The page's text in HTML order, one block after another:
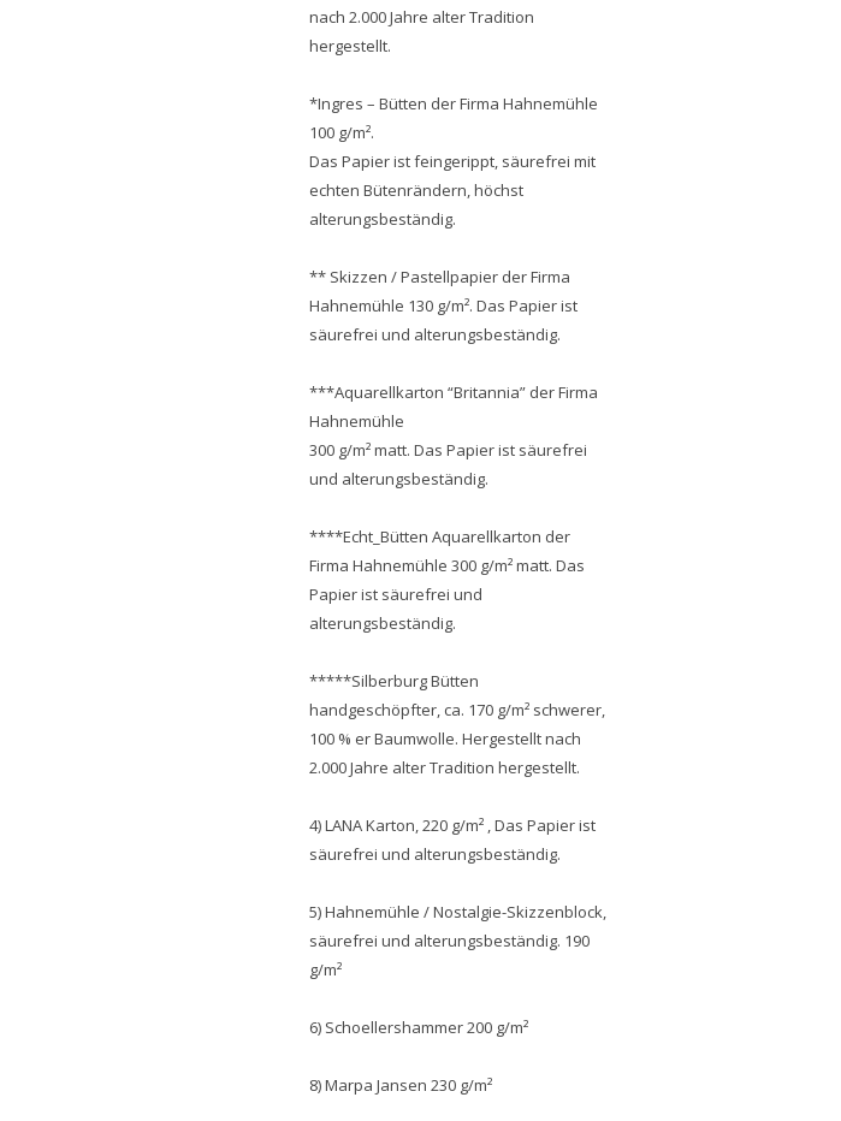
nach 2.000 Jahre alter Tradition
hergestellt.
*Ingres – Bütten der Firma Hahnemühle
100 g/m².
Das Papier ist feingerippt, säurefrei mit
echten Bütenrändern, höchst
alterungsbeständig.
** Skizzen / Pastellpapier der Firma
Hahnemühle 130 g/m². Das Papier ist
säurefrei und alterungsbeständig.
***Aquarellkarton “Britannia” der Firma
Hahnemühle
300 g/m² matt. Das Papier ist säurefrei
und alterungsbeständig.
****Echt_Bütten Aquarellkarton der
Firma Hahnemühle 300 g/m² matt. Das
Papier ist säurefrei und
alterungsbeständig.
*****Silberburg Bütten
handgeschöpfter, ca. 170 g/m² schwerer,
100 % er Baumwolle. Hergestellt nach
2.000 Jahre alter Tradition hergestellt.
4) LANA Karton, 220 g/m² , Das Papier ist
säurefrei und alterungsbeständig.
5) Hahnemühle / Nostalgie-Skizzenblock,
säurefrei und alterungsbeständig. 190
g/m²
6) Schoellershammer 200 g/m²
8) Marpa Jansen 230 g/m²